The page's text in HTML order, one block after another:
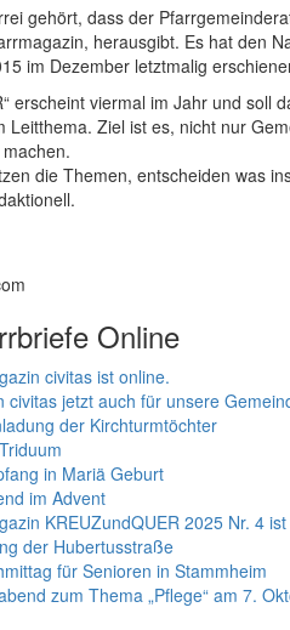
gehört, dass der
herausgibt. Es hat den
im Dezember letztmalig
erscheint viermal im Jahr und soll
Leitthema. Ziel ist es, nicht nur
die Themen, entscheiden was
Online
civitas ist online.
civitas jetzt auch für unsere
der Kirchturmtöchter
in Mariä Geburt
im Advent
KREUZundQUER 2025 Nr. 4
der Hubertusstraße
für Senioren in Stammheim
zum Thema „Pflege“ am 7.